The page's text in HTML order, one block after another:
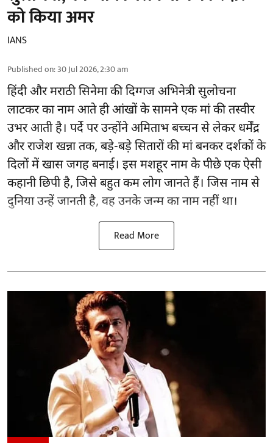
को किया अमर
IANS
Published on:30 Jul 2026, 2:30 am
हिंदी और मराठी सिनेमा की दिग्गज अभिनेत्री सुलोचना
लाटकर का नाम आते ही आंखों के सामने एक मां की तस्वीर
उभर आती है। पर्दे पर उन्होंने अमिताभ बच्चन से लेकर धर्मेंद्र
और राजेश खन्ना तक, बड़े-बड़े सितारों की मां बनकर दर्शकों के
दिलों में खास जगह बनाई। इस मशहूर नाम के पीछे एक ऐसी
कहानी छिपी है, जिसे बहुत कम लोग जानते हैं। जिस नाम से
दुनिया उन्हें जानती है, वह उनके जन्म का नाम नहीं था।
Read More